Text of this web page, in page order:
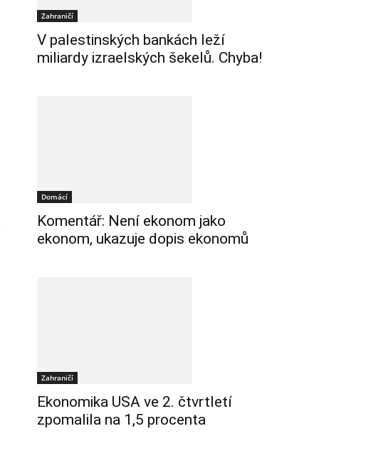
Zahraničí
V palestinských bankách leží
miliardy izraelských šekelů. Chyba!
Domácí
Komentář: Není ekonom jako
ekonom, ukazuje dopis ekonomů
Zahraničí
Ekonomika USA ve 2. čtvrtletí
zpomalila na 1,5 procenta